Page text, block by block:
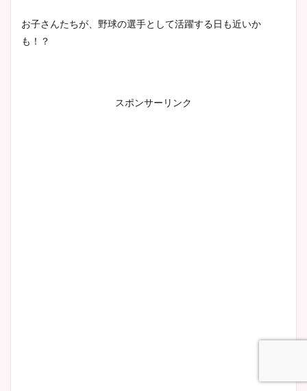
お子さんたちが、野球の選手として活躍する日も近いか
も！？
スポンサーリンク